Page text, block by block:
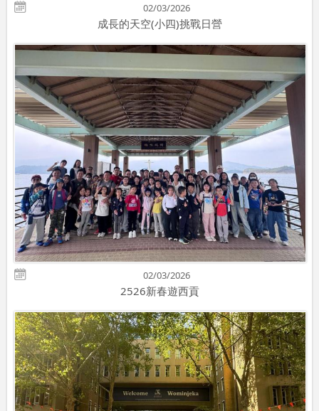
02/03/2026
成長的天空(小四)挑戰日營
02/03/2026
2526新春遊西貢